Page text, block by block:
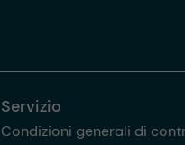
Servizio
Condizioni generali di